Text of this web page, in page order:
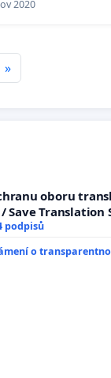
2020
»
oboru
/ Save Translation
of Arts,
podpisů
o